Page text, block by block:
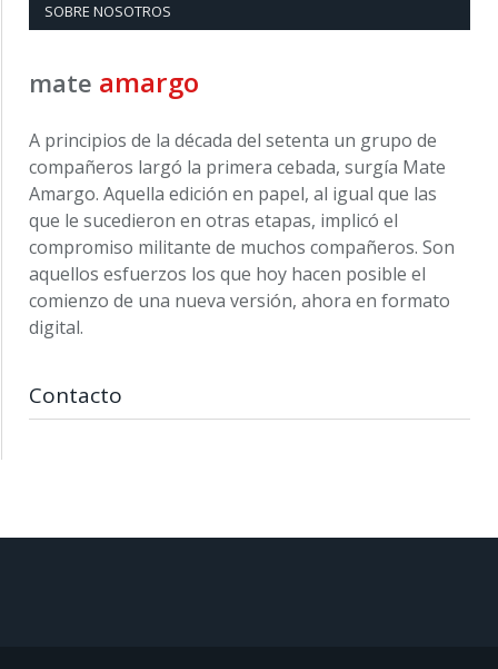
SOBRE NOSOTROS
mate amargo
A principios de la década del setenta un grupo de
compañeros largó la primera cebada, surgía Mate
Amargo. Aquella edición en papel, al igual que las
que le sucedieron en otras etapas, implicó el
compromiso militante de muchos compañeros. Son
aquellos esfuerzos los que hoy hacen posible el
comienzo de una nueva versión, ahora en formato
digital.
Contacto